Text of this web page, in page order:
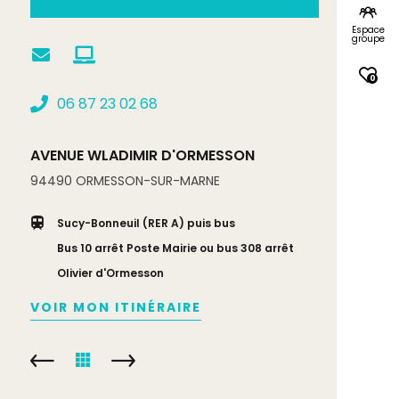
Espace
groupe
0
06 87 23 02 68
AVENUE WLADIMIR D'ORMESSON
94490 ORMESSON-SUR-MARNE
Sucy-Bonneuil (RER A) puis bus
Bus 10 arrêt Poste Mairie ou bus 308 arrêt
Olivier d'Ormesson
VOIR MON ITINÉRAIRE